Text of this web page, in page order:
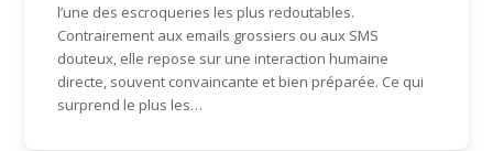
l’une des escroqueries les plus redoutables.
Contrairement aux emails grossiers ou aux SMS
douteux, elle repose sur une interaction humaine
directe, souvent convaincante et bien préparée. Ce qui
surprend le plus les…